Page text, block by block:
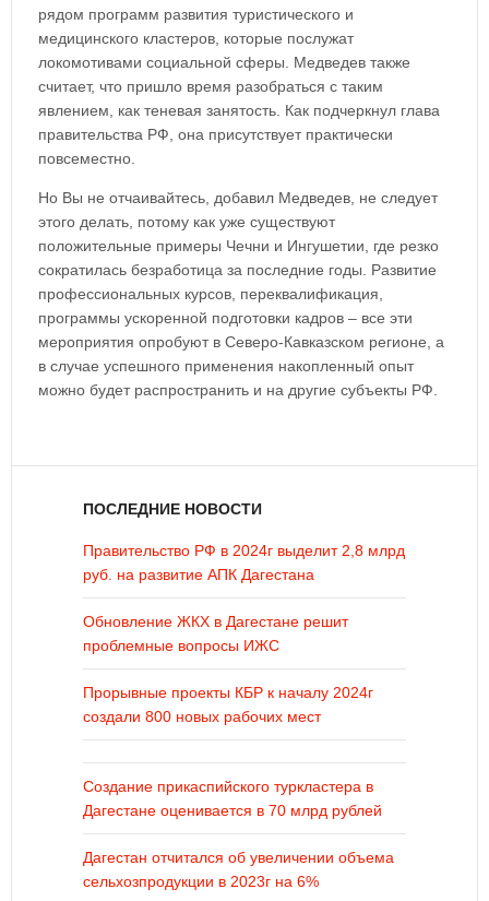
рядом программ развития туристического и
медицинского кластеров, которые послужат
локомотивами социальной сферы. Медведев также
считает, что пришло время разобраться с таким
явлением, как теневая занятость. Как подчеркнул глава
правительства РФ, она присутствует практически
повсеместно.
Но Вы не отчаивайтесь, добавил Медведев, не следует
этого делать, потому как уже существуют
положительные примеры Чечни и Ингушетии, где резко
сократилась безработица за последние годы. Развитие
профессиональных курсов, переквалификация,
программы ускоренной подготовки кадров – все эти
мероприятия опробуют в Северо-Кавказском регионе, а
в случае успешного применения накопленный опыт
можно будет распространить и на другие субъекты РФ.
ПОСЛЕДНИЕ НОВОСТИ
Правительство РФ в 2024г выделит 2,8 млрд
руб. на развитие АПК Дагестана
Обновление ЖКХ в Дагестане решит
проблемные вопросы ИЖС
Прорывные проекты КБР к началу 2024г
создали 800 новых рабочих мест
Создание прикаспийского туркластера в
Дагестане оценивается в 70 млрд рублей
Дагестан отчитался об увеличении объема
сельхозпродукции в 2023г на 6%